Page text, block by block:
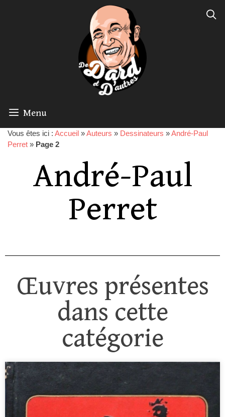
Menu
Vous êtes ici : Accueil »Auteurs » Dessinateurs »André-Paul
Perret » Page 2
André-Paul
Perret
Œuvres présentes
dans cette
catégorie